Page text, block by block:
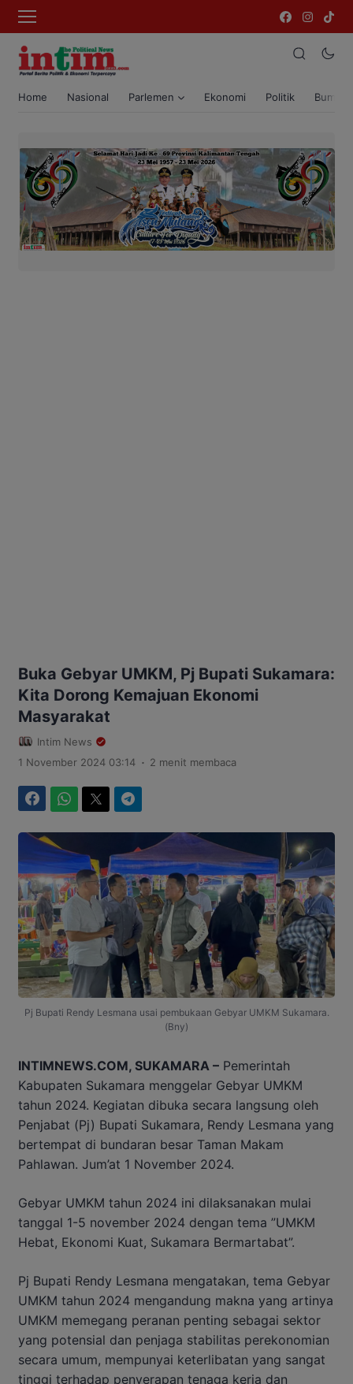
Home Nasional Parlemen Ekonomi Politik Bumi
Buka Gebyar UMKM, Pj Bupati Sukamara:
Kita Dorong Kemajuan Ekonomi
Masyarakat
Intim News
1 November 2024 03:14 . 2 menit membaca
Pj Bupati Rendy Lesmana usai pembukaan Gebyar UMKM Sukamara.
(Bny)
INTIMNEWS.COM, SUKAMARA – Pemerintah
Kabupaten Sukamara menggelar Gebyar UMKM
tahun 2024. Kegiatan dibuka secara langsung oleh
Penjabat (Pj) Bupati Sukamara, Rendy Lesmana yang
bertempat di bundaran besar Taman Makam
Pahlawan. Jum’at 1 November 2024.
Gebyar UMKM tahun 2024 ini dilaksanakan mulai
tanggal 1-5 november 2024 dengan tema ”UMKM
Hebat, Ekonomi Kuat, Sukamara Bermartabat”.
Pj Bupati Rendy Lesmana mengatakan, tema Gebyar
UMKM tahun 2024 mengandung makna yang artinya
UMKM memegang peranan penting sebagai sektor
yang potensial dan penjaga stabilitas perekonomian
secara umum, mempunyai keterlibatan yang sangat
tinggi terhadap penyerapan tenaga kerja dan